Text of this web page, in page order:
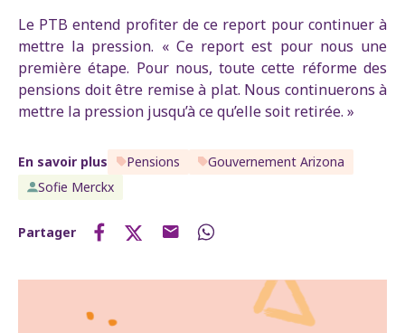
Le PTB entend profiter de ce report pour continuer à
mettre la pression. « Ce report est pour nous une
première étape. Pour nous, toute cette réforme des
pensions doit être remise à plat. Nous continuerons à
mettre la pression jusqu’à ce qu’elle soit retirée. »
En savoir plus Pensions
Gouvernement Arizona
Sofie Merckx
Partager